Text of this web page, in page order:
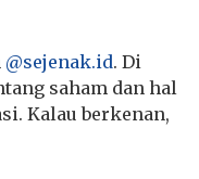
@sejenak.id. Di
saham dan hal
Kalau berkenan,